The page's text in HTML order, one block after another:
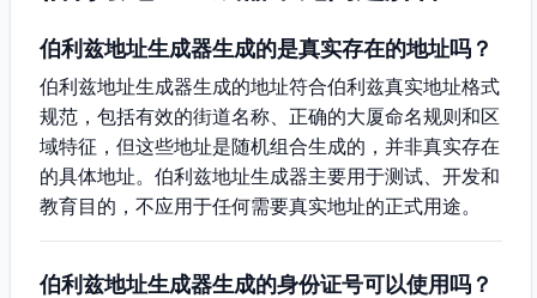
伯利兹地址生成器生成的是真实存在的地址吗？
伯利兹地址生成器生成的地址符合伯利兹真实地址格式
规范，包括有效的街道名称、正确的大厦命名规则和区
域特征，但这些地址是随机组合生成的，并非真实存在
的具体地址。伯利兹地址生成器主要用于测试、开发和
教育目的，不应用于任何需要真实地址的正式用途。
伯利兹地址生成器生成的身份证号可以使用吗？